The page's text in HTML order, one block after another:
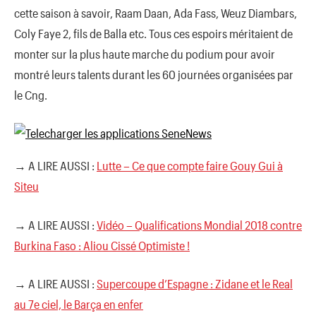
cette saison à savoir, Raam Daan, Ada Fass, Weuz Diambars,
Coly Faye 2, fils de Balla etc. Tous ces espoirs méritaient de
monter sur la plus haute marche du podium pour avoir
montré leurs talents durant les 60 journées organisées par
le Cng.
→ A LIRE AUSSI : Lutte – Ce que compte faire Gouy Gui à
Siteu
→ A LIRE AUSSI : Vidéo – Qualifications Mondial 2018 contre
Burkina Faso : Aliou Cissé Optimiste !
→ A LIRE AUSSI : Supercoupe d’Espagne : Zidane et le Real
au 7e ciel, le Barça en enfer